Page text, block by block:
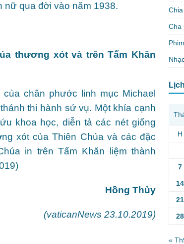
nữ qua đời vào năm 1938.
thương xót và trên Tấm Khăn
chân phước linh mục Michael
thi hành sứ vụ. Một khía cạnh
khoa học, diễn tả các nét giống
xót của Thiên Chúa và các đặc
in trên Tấm Khăn liệm thành
Hồng Thủy
(vaticanNews 23.10.2019)
Cha
Lịch
H
7
14
21
28
«